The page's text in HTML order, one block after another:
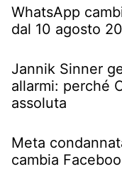
WhatsApp
dal 10 agosto
Jannik Sinner
allarmi: perché
assoluta
Meta
cambia